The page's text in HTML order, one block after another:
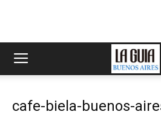
cafe-biela-buenos-